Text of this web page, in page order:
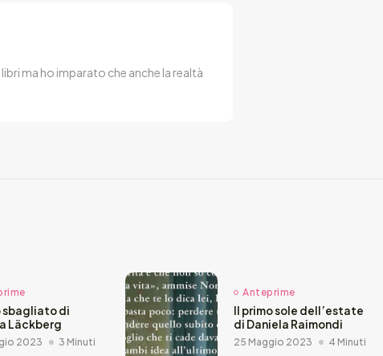
ma ho imparato che anche la realtà
sbagliato di
Läckberg
2023 3 Minuti
Anteprime
Il primo sole dell’estate
di Daniela Raimondi
25 Maggio 2023 4 Minuti